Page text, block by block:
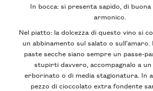
In bocca: si presenta sapido, di
armonico.
Nel piatto: la dolcezza di questo vino si
un abbinamento sul salato o sull’amaro.
paste secche siano sempre un passe-
stupirti davvero, accompagnalo a
erborinato o di media stagionatura. In
pezzo di cioccolato extra fondente